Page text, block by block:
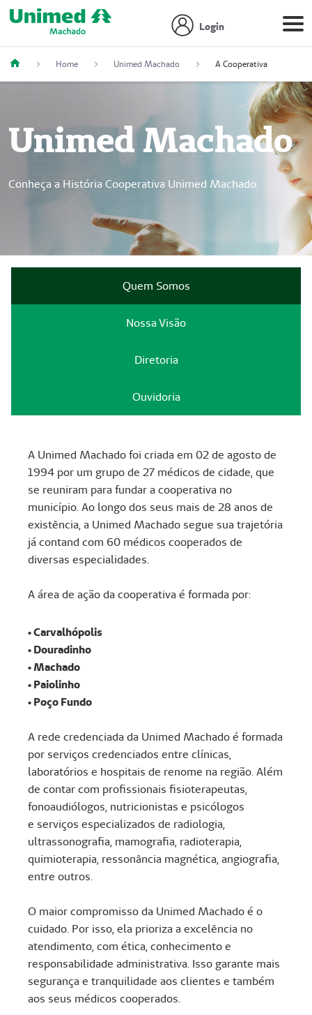
Login
Home Unimed Machado A Cooperativa
Unimed Machado
Conheça a História Cooperativa Unimed Machado
Quem Somos
Nossa Visão
Diretoria
Ouvidoria
A Unimed Machado foi criada em 02 de agosto de
1994 por um grupo de 27 médicos de cidade, que
se reuniram para fundar a cooperativa no
município. Ao longo dos seus mais de 28 anos de
existência, a Unimed Machado segue sua trajetória
já contand com 60 médicos cooperados de
diversas especialidades.
A área de ação da cooperativa é formada por:
• Carvalhópolis
• Douradinho
• Machado
• Paiolinho
• Poço Fundo
A rede credenciada da Unimed Machado é formada
por serviços credenciados entre clínicas,
laboratórios e hospitais de renome na região. Além
de contar com profissionais fisioterapeutas,
fonoaudiólogos, nutricionistas e psicólogos
e serviços especializados de radiologia,
ultrassonografia, mamografia, radioterapia,
quimioterapia, ressonância magnética, angiografia,
entre outros.
O maior compromisso da Unimed Machado é o
cuidado. Por isso, ela prioriza a excelência no
atendimento, com ética, conhecimento e
responsabilidade administrativa. Isso garante mais
segurança e tranquilidade aos clientes e também
aos seus médicos cooperados.